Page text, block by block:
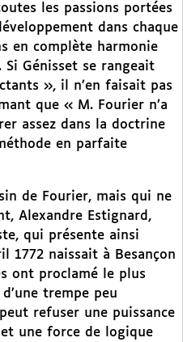
les passions portées
dans chaque
en complète harmonie
Si Génisset se rangeait
», il n’en faisait pas
que « M. Fourier n’a
assez dans la doctrine
en parfaite
de Fourier, mais qui ne
Alexandre Estignard,
qui présente ainsi
1772 naissait à Besançon
ont proclamé le plus
trempe peu
refuser une puissance
une force de logique